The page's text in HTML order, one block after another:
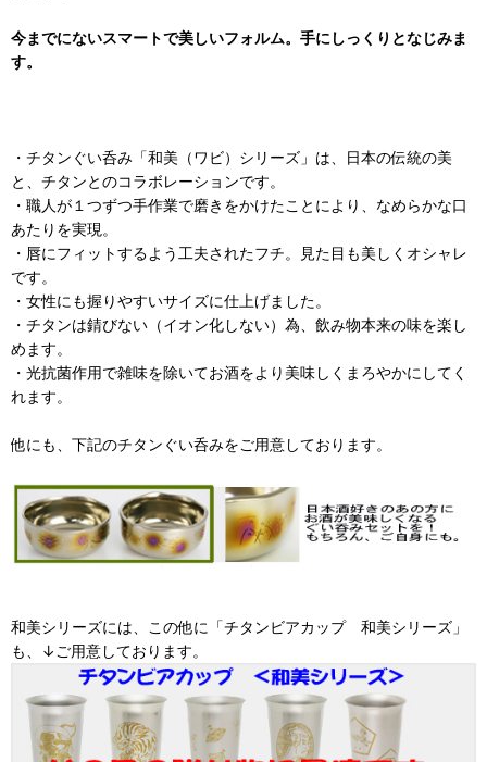
今までにないスマートで美しいフォルム。手にしっくりとなじみま
す。
・チタンぐい呑み「和美（ワビ）シリーズ」は、日本の伝統の美
と、チタンとのコラボレーションです。
・職人が１つずつ手作業で磨きをかけたことにより、なめらかな口
あたりを実現。
・唇にフィットするよう工夫されたフチ。見た目も美しくオシャレ
です。
・女性にも握りやすいサイズに仕上げました。
・チタンは錆びない（イオン化しない）為、飲み物本来の味を楽し
めます。
・光抗菌作用で雑味を除いてお酒をより美味しくまろやかにしてく
れます。
他にも、下記のチタンぐい呑みをご用意しております。
和美シリーズには、この他に「チタンビアカップ 和美シリーズ」
も、↓ご用意しております。